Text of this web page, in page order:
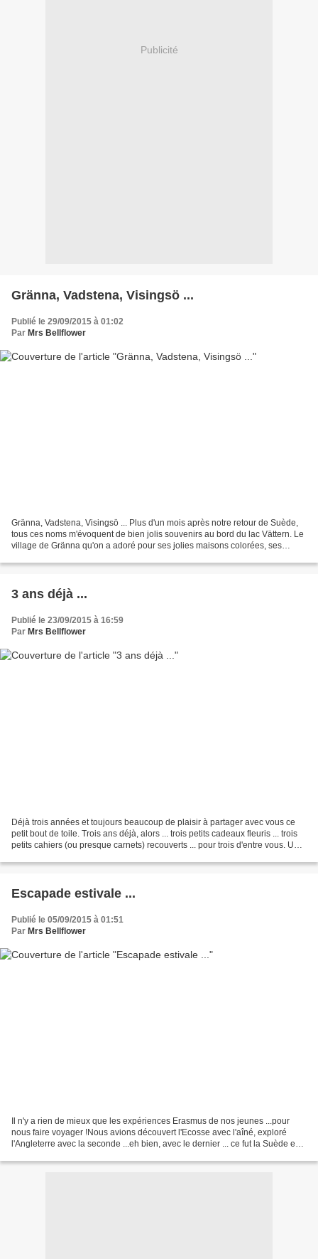
Publicité
Gränna, Vadstena, Visingsö ...
Publié le 29/09/2015 à 01:02
Par Mrs Bellflower
Gränna, Vadstena, Visingsö ... Plus d'un mois après notre retour de Suède,
tous ces noms m'évoquent de bien jolis souvenirs au bord du lac Vättern. Le
village de Gränna qu'on a adoré pour ses jolies maisons colorées, ses
3 ans déjà ...
Publié le 23/09/2015 à 16:59
Par Mrs Bellflower
Déjà trois années et toujours beaucoup de plaisir à partager avec vous ce
petit bout de toile. Trois ans déjà, alors ... trois petits cadeaux fleuris ... trois
petits cahiers (ou presque carnets) recouverts ... pour trois d'entre vous. Un
Escapade estivale ...
Publié le 05/09/2015 à 01:51
Par Mrs Bellflower
Il n'y a rien de mieux que les expériences Erasmus de nos jeunes ...pour
nous faire voyager !Nous avions découvert l'Ecosse avec l'aîné, exploré
l'Angleterre avec la seconde ...eh bien, avec le dernier ... ce fut la Suède en